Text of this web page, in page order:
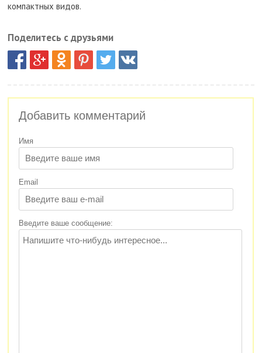
компактных видов.
Поделитесь с друзьями
Добавить комментарий
Имя
Email
Введите ваше сообщение: